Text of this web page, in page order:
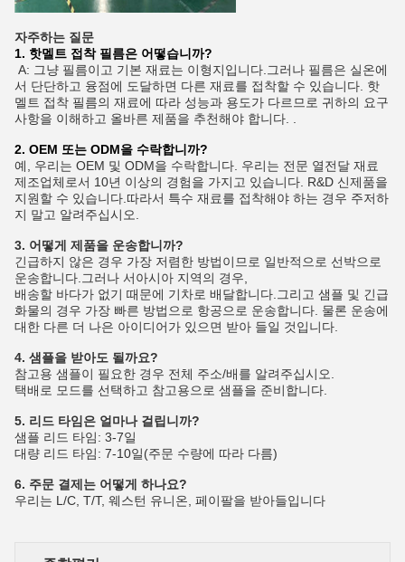
자주하는 질문
1. 핫멜트 접착 필름은 어떻습니까?
A: 그냥 필름이고 기본 재료는 이형지입니다.그러나 필름은 실온에
서 단단하고 융점에 도달하면 다른 재료를 접착할 수 있습니다. 핫
멜트 접착 필름의 재료에 따라 성능과 용도가 다르므로 귀하의 요구
사항을 이해하고 올바른 제품을 추천해야 합니다. .
2. OEM 또는 ODM을 수락합니까?
예, 우리는 OEM 및 ODM을 수락합니다. 우리는 전문 열전달 재료
제조업체로서 10년 이상의 경험을 가지고 있습니다. R&D 신제품을
지원할 수 있습니다.따라서 특수 재료를 접착해야 하는 경우 주저하
지 말고 알려주십시오.
3. 어떻게 제품을 운송합니까?
긴급하지 않은 경우 가장 저렴한 방법이므로 일반적으로 선박으로
운송합니다.그러나 서아시아 지역의 경우,
배송할 바다가 없기 때문에 기차로 배달합니다.그리고 샘플 및 긴급
화물의 경우 가장 빠른 방법으로 항공으로 운송합니다. 물론 운송에
대한 다른 더 나은 아이디어가 있으면 받아 들일 것입니다.
4. 샘플을 받아도 될까요?
참고용 샘플이 필요한 경우 전체 주소/배를 알려주십시오.
택배로 모드를 선택하고 참고용으로 샘플을 준비합니다.
5. 리드 타임은 얼마나 걸립니까?
샘플 리드 타임: 3-7일
대량 리드 타임: 7-10일(주문 수량에 따라 다름)
6. 주문 결제는 어떻게 하나요?
우리는 L/C, T/T, 웨스턴 유니온, 페이팔을 받아들입니다